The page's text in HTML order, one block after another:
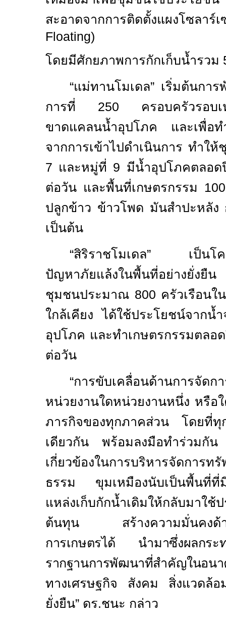
สะอาดจากการติดตั้งแผงโซลาร์
Floating)
โดยมีศักยภาพการกักเก็บน้ำรวม
“แม่ทานโมเดล” เริ่มต้นกา
การที่ 250 ครอบครัวรอ
ขาดแคลนน้ำอุปโภค และเพื่อท
จากการเข้าไปดำเนินการ ทำใ
7 และหมู่ที่ 9 มีน้ำอุปโภคตลอ
ต่อวัน และพื้นที่เกษตรกรรม
ปลูกข้าว ข้าวโพด มันสำปะหลัง
เป็นต้น
“สิริราชโมเดล” เป็นโคร
ปัญหาภัยแล้งในพื้นที่อย่างยั่ง
ชุมชนประมาณ 800 ครัวเรือน
ใกล้เคียง ได้ใช้ประโยชน์จากน้
อุปโภค และทำเกษตรกรรมตลอ
ต่อวัน
“การขับเคลื่อนด้านการจัด
หน่วยงานใดหน่วยงานหนึ่ง หรือ
ภารกิจของทุกภาคส่วน โดยที่ทุ
เดียวกัน พร้อมลงมือทำร่วมกัน
เกี่ยวข้องในการบริหารจัดการท
ธรรม ขุมเหมืองนับเป็นพื้นที่ที่
แหล่งเก็บกักน้ำเดิมให้กลับมาใ
ต้นทุน สร้างความมั่นคงด้า
การเกษตรได้ นำมาซึ่งผลกร
รากฐานการพัฒนาที่สำคัญในอ
ทางเศรษฐกิจ สังคม สิ่งแวดล้
ยั่งยืน” ดร.ชนะ กล่าว